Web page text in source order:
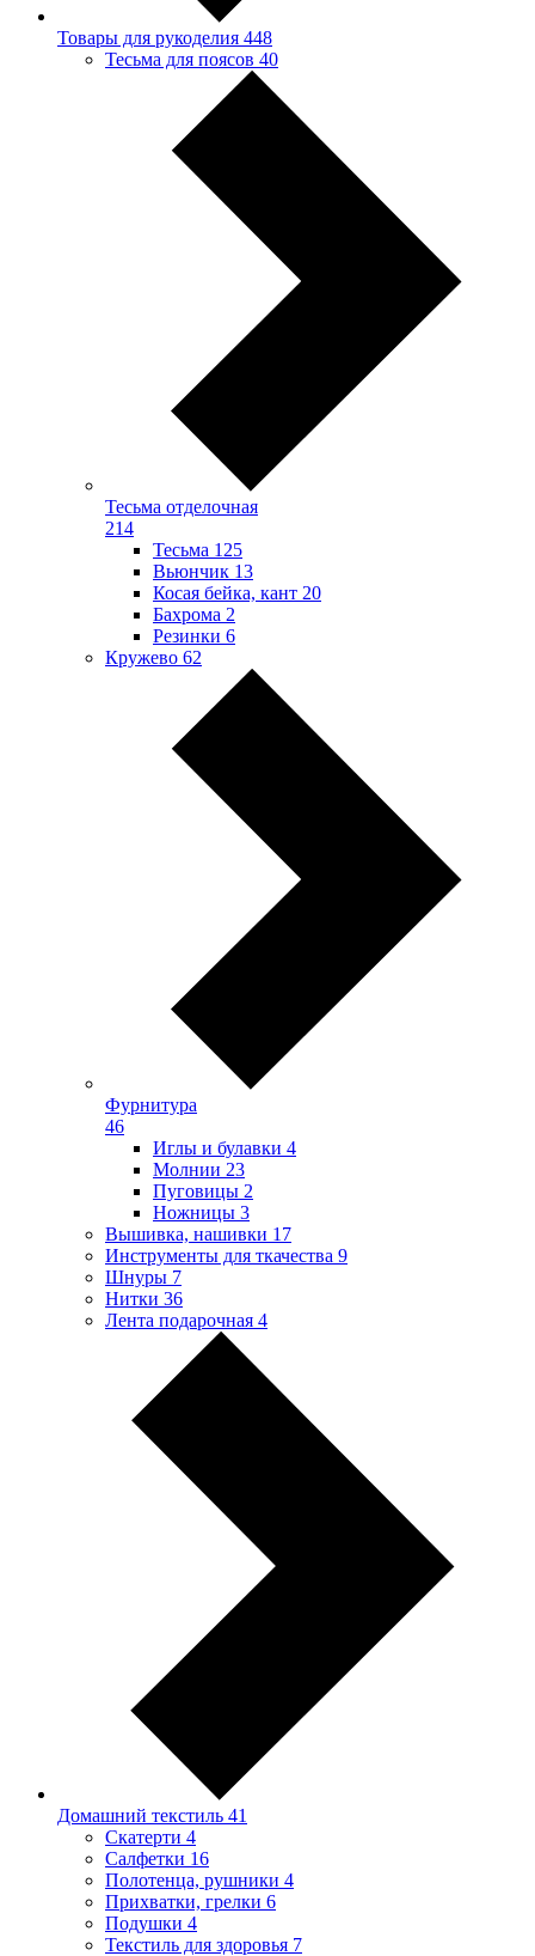
Товары для рукоделия 448
Тесьма для поясов 40
Тесьма отделочная
214
Тесьма 125
Вьюнчик 13
Косая бейка, кант 20
Бахрома 2
Резинки 6
Кружево 62
Фурнитура
46
Иглы и булавки 4
Молнии 23
Пуговицы 2
Ножницы 3
Вышивка, нашивки 17
Инструменты для ткачества 9
Шнуры 7
Нитки 36
Лента подарочная 4
Домашний текстиль 41
Скатерти 4
Салфетки 16
Полотенца, рушники 4
Прихватки, грелки 6
Подушки 4
Текстиль для здоровья 7